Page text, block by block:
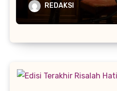
REDAKSI